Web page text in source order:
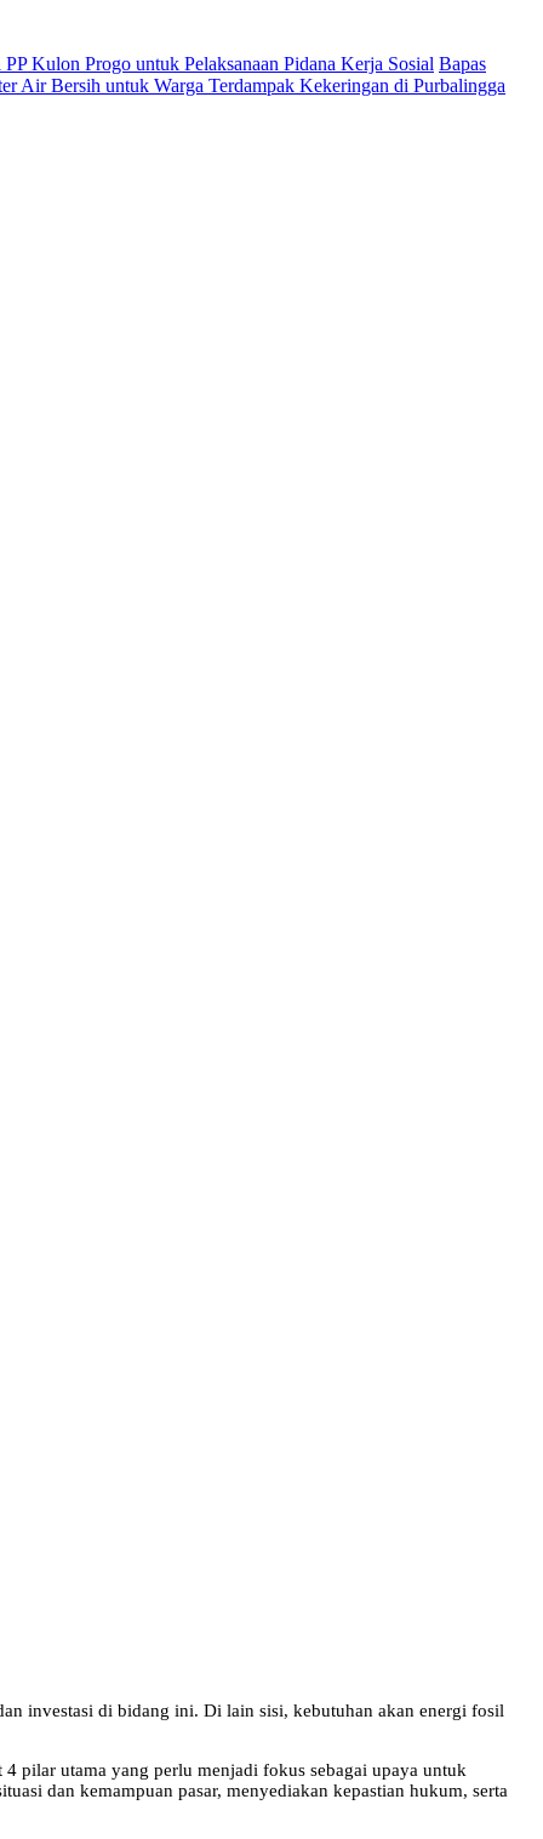
Kulon Progo untuk Pelaksanaan Pidana Kerja Sosial Bapas
Air Bersih untuk Warga Terdampak Kekeringan di Purbalingga
investasi di bidang ini. Di lain sisi, kebutuhan akan energi fosil
pilar utama yang perlu menjadi fokus sebagai upaya untuk
dan kemampuan pasar, menyediakan kepastian hukum, serta